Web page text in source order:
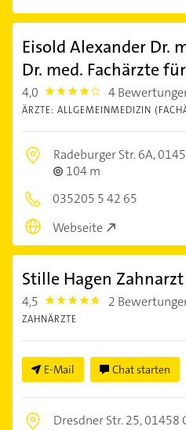
Eisold Alexander Dr.
Dr. med. Fachärzte
4,0 4.0 4
ÄRZTE: ALLGEMEINMEDIZIN
Radeburger Str. 6A,
104 m
035205 5 42 65
Webseite
Stille Hagen Zahnarzt
4,5 4.5 2
ZAHNÄRZTE
E-Mail Chat starten
Dresdner Str. 25,01458